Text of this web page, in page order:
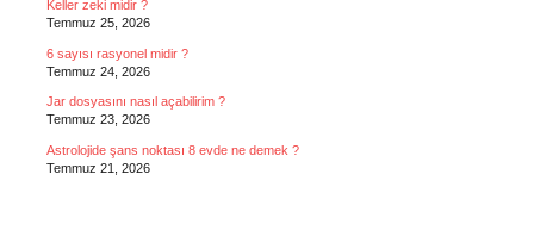
Keller zeki midir ?
Temmuz 25, 2026
6 sayısı rasyonel midir ?
Temmuz 24, 2026
Jar dosyasını nasıl açabilirim ?
Temmuz 23, 2026
Astrolojide şans noktası 8 evde ne demek ?
Temmuz 21, 2026